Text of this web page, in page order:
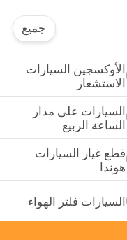
جميع
الأوكسجين السيارات
الاستشعار
السيارات على مدار
الساعة الربيع
قطع غيار السيارات
هوندا
السيارات فلتر الهواء